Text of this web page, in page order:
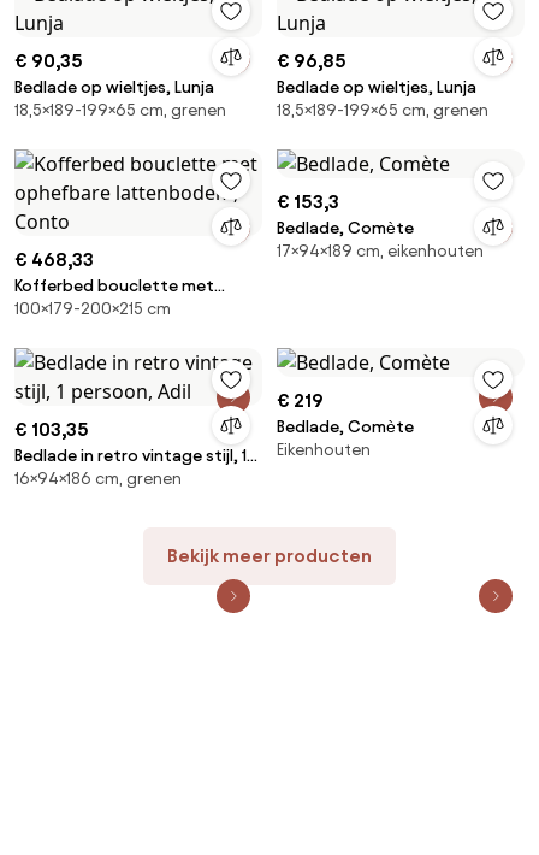
€ 90,35
Bedlade op wieltjes, Lunja
18,5×189-199×65 cm, grenen
€ 96,85
Bedlade op wieltjes, Lunja
18,5×189-199×65 cm, grenen
€ 468,33
Kofferbed bouclette met
ophefbare lattenbodem,
100×179-200×215 cm
€ 153,3
Bedlade, Comète
17×94×189 cm, eikenhouten
€ 103,35
Bedlade in retro vintage stijl, 1
persoon, Adil
16×94×186 cm, grenen
€ 219
Bedlade, Comète
Eikenhouten
Bekijk meer producten